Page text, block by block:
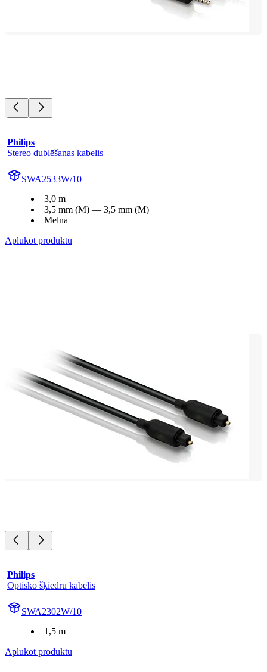
Philips
Stereo dublēšanas kabelis
SWA2533W/10
3,0 m
3,5 mm (M) — 3,5 mm (M)
Melna
Aplūkot produktu
Philips
Optisko šķiedru kabelis
SWA2302W/10
1,5 m
Aplūkot produktu